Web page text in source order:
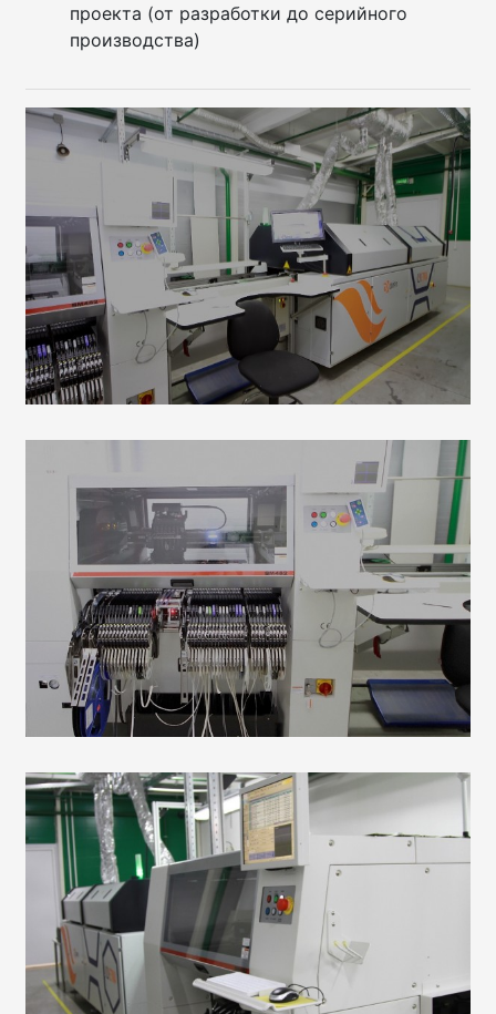
проекта (от разработки до серийного
производства)